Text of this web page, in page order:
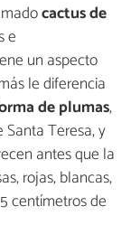
cactus de
e
un aspecto
le diferencia
de plumas,
Teresa, y
antes que la
rojas, blancas,
centímetros de